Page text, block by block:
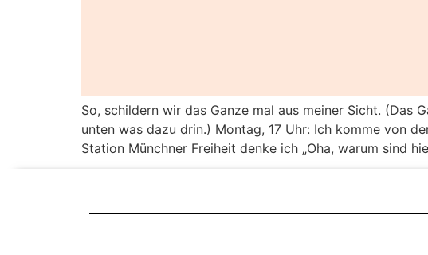
So, schildern wir das Ganze mal aus meiner Sicht. (Das
unten was dazu drin.) Montag, 17 Uhr: Ich komme von
Station Münchner Freiheit denke ich „Oha, warum sind